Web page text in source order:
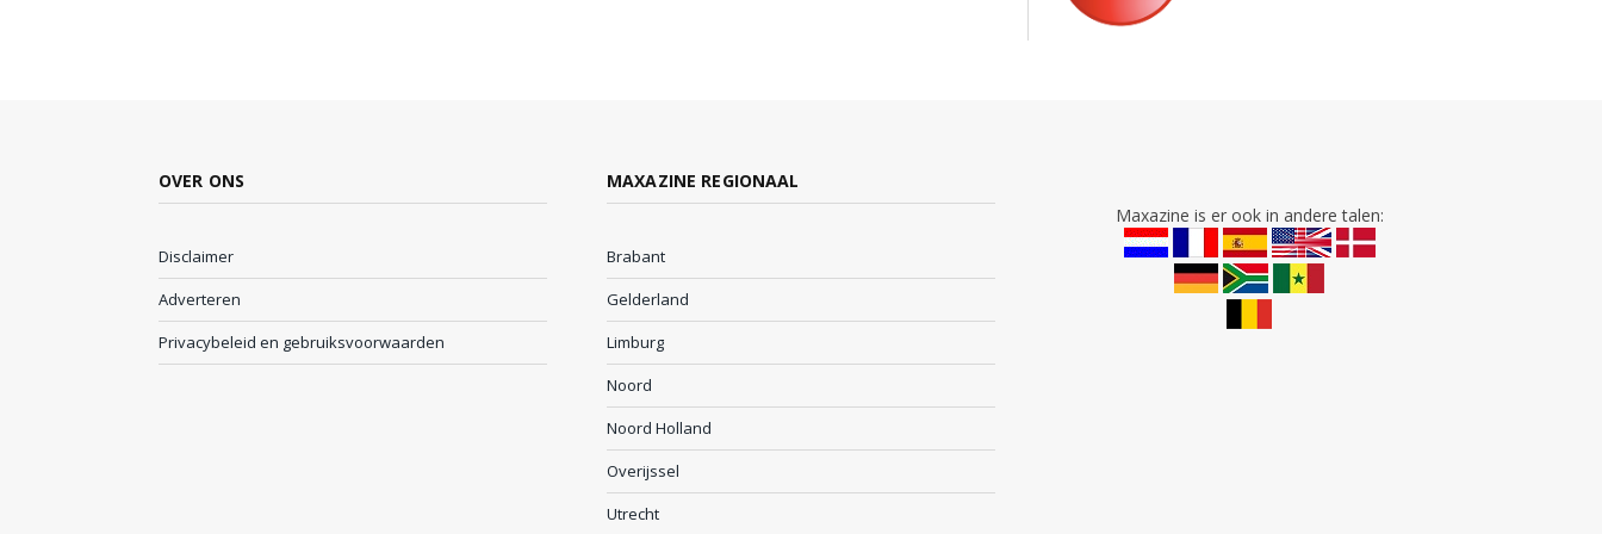
OVER ONS
Disclaimer
Adverteren
Privacybeleid en gebruiksvoorwaarden
MAXAZINE REGIONAAL
Brabant
Gelderland
Limburg
Noord
Noord Holland
Overijssel
Utrecht
Maxazine is er ook in andere talen: